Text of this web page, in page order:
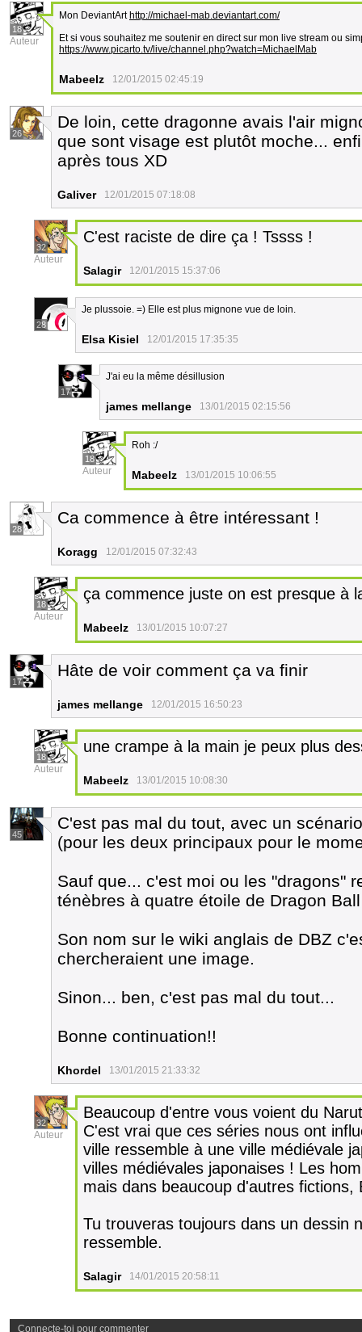
18
Auteur
Mon DeviantArt http://michael-mab.deviantart.com/
Et si vous souhaitez me soutenir en direct sur mon live stream ou
https://www.picarto.tv/live/channel.php?watch=MichaelMab
Mabeelz 12/01/2015 02:45:19
26
De loin, cette dragonne avais l'air
que sont visage est plutôt moche...
après tous XD
Galiver 12/01/2015 07:18:08
32
Auteur
C'est raciste de dire ça ! Tssss !
Salagir 12/01/2015 15:37:06
28
Je plussoie. =) Elle est plus mignone vue de loin.
Elsa Kisiel 12/01/2015 17:35:35
17
J'ai eu la même désillusion
james mellange 13/01/2015 02:15:56
18
Auteur
Roh :/
Mabeelz 13/01/2015 10:06:55
28
Ca commence à être intéressant !
Koragg 12/01/2015 07:32:43
18
Auteur
ça commence juste on est presque à
Mabeelz 13/01/2015 10:07:27
17
Hâte de voir comment ça va finir
james mellange 12/01/2015 16:50:23
18
Auteur
une crampe à la main je peux plus
Mabeelz 13/01/2015 10:08:30
45
C'est pas mal du tout, avec un
(pour les deux principaux pour le
Sauf que... c'est moi ou les "dragons"
ténèbres à quatre étoile de Dragon
Son nom sur le wiki anglais de DBZ
chercheraient une image.
Sinon... ben, c'est pas mal du tout...
Bonne continuation!!
Khordel 13/01/2015 21:33:32
32
Auteur
Beaucoup d'entre vous voient du
C'est vrai que ces séries nous ont
ville ressemble à une ville médiévale
villes médiévales japonaises ! Les
mais dans beaucoup d'autres fictions,
Tu trouveras toujours dans un dessin
ressemble.
Salagir 14/01/2015 20:58:11
Connecte-toi pour commenter